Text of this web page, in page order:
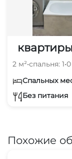
2 м²•спальня: 1•0
Спальных
Без питания
Похожие